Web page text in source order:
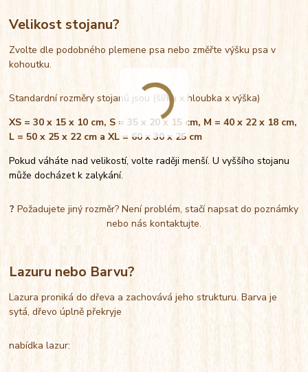
Velikost stojanu?
Zvolte dle podobného plemene psa nebo změřte výšku psa v
kohoutku.
Standardní rozměry stojanů jsou (šířka x hloubka x výška)
XS = 30 x 15 x 10 cm, S = 35 x 20 x 15 cm, M = 40 x 22 x 18 cm,
L = 50 x 25 x 22 cm a XL = 60 x 30 x 25 cm
Pokud váháte nad velikostí, volte raději menší. U vyššího stojanu
může docházet k zalykání.
? Požadujete jiný rozměr? Není problém, stačí napsat do poznámky
nebo nás kontaktujte.
Lazuru nebo Barvu?
Lazura proniká do dřeva a zachovává jeho strukturu. Barva je
sytá, dřevo úplně překryje
nabídka lazur: